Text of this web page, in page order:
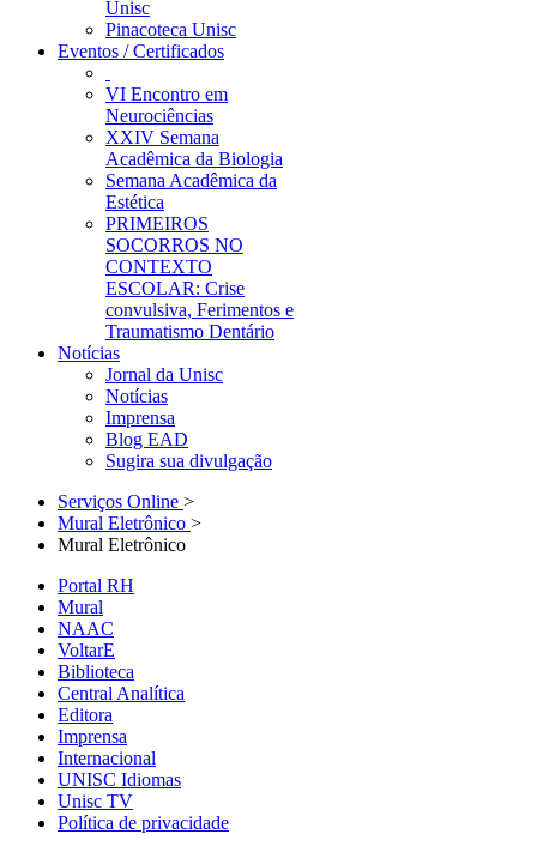
Unisc
Pinacoteca Unisc
Eventos / Certificados
VI Encontro em
Neurociências
XXIV Semana
Acadêmica da Biologia
Semana Acadêmica da
Estética
PRIMEIROS
SOCORROS NO
CONTEXTO
ESCOLAR: Crise
convulsiva, Ferimentos e
Traumatismo Dentário
Notícias
Jornal da Unisc
Notícias
Imprensa
Blog EAD
Sugira sua divulgação
Serviços Online >
Mural Eletrônico >
Mural Eletrônico
Portal RH
Mural
NAAC
VoltarE
Biblioteca
Central Analítica
Editora
Imprensa
Internacional
UNISC Idiomas
Unisc TV
Política de privacidade